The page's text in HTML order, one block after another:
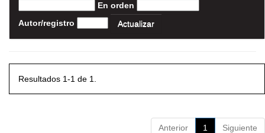
En orden
Autor/registro
Resultados 1-1 de 1.
Anterior 1 Siguiente